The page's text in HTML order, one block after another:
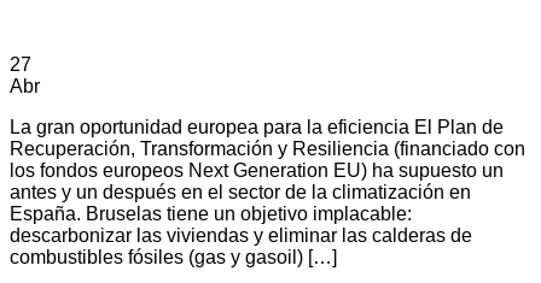
27
Abr
La gran oportunidad europea para la eficiencia El Plan de
Recuperación, Transformación y Resiliencia (financiado con
los fondos europeos Next Generation EU) ha supuesto un
antes y un después en el sector de la climatización en
España. Bruselas tiene un objetivo implacable:
descarbonizar las viviendas y eliminar las calderas de
combustibles fósiles (gas y gasoil) […]